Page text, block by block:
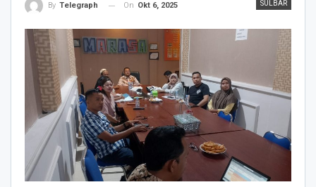
SULBAR
By Telegraph On Okt 6, 2025